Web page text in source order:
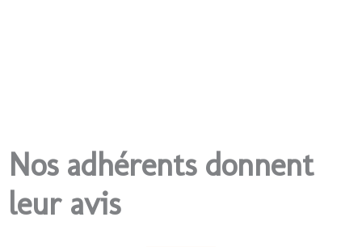
Nos adhérents donnent
leur avis